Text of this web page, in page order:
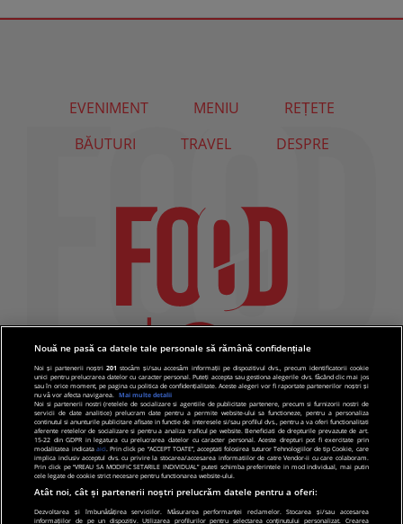
EVENIMENT MENIU
REȚETE
BĂUTURI
TRAVEL DESPRE
Nouă ne pasă ca datele tale personale să rămână confidențiale
Noi și partenerii noștri201 stocăm și/sau accesăm informații pe dispozitivul dvs., precum identificatorii cookie
unici pentru prelucrarea datelor cu caracter personal. Puteți accepta sau gestiona alegerile dvs. făcând clic mai jos
sau în orice moment, pe pagina cu politica de confidențialitate. Aceste alegeri vor fi raportate partenerilor noștri și
nu vă vor afecta navigarea.
Mai multe detalii
Noi si partenerii nostri (retelele de socializare si agentiile de publicitate partenere, precum si furnizorii nostri de
servicii de date analitice) prelucram date pentru a permite website-ului sa functioneze, pentru a personaliza
continutul si anunturile publicitare afisate in functie de interesele si/sau profilul dvs., pentru a va oferi functionalitati
aferente retelelor de socializare si pentru a analiza traficul pe website. Beneficiati de drepturile prevazute de art.
15-22 din GDPR in legatura cu prelucrarea datelor cu caracter personal. Aceste drepturi pot fi exercitate prin
modalitatea indicata aici. Prin click pe “ACCEPT TOATE”, acceptati folosirea tuturor Tehnologiilor de tip Cookie, care
implica inclusiv acceptul dvs. cu privire la stocarea/accesarea informatiilor de catre Vendor-ii cu care colaboram.
Prin click pe “VREAU SA MODIFIC SETARILE INDIVIDUAL” puteti schimba preferintele in mod individual, mai putin
cele legate de cookie strict necesare pentru functionarea website-ului.
Atât noi, cât și partenerii noștri prelucrăm datele pentru a oferi:
Dezvoltarea și îmbunătățirea serviciilor. Măsurarea performanței reclamelor. Stocarea și/sau accesarea
informațiilor de pe un dispozitiv. Utilizarea profilurilor pentru selectarea conținutului personalizat. Crearea